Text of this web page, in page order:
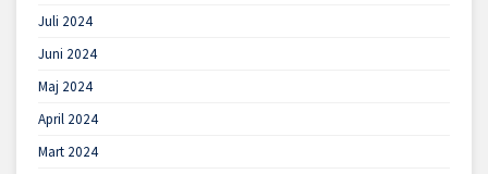
Juli 2024
Juni 2024
Maj 2024
April 2024
Mart 2024